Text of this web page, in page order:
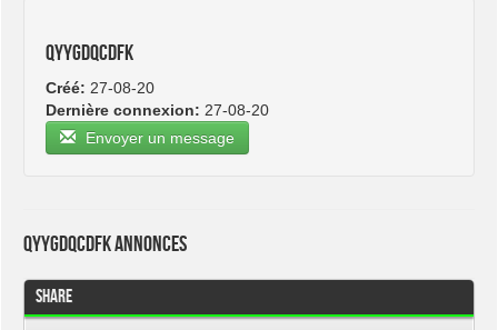
qyygdqcdfk
Créé: 27-08-20
Dernière connexion: 27-08-20
Envoyer un message
qyygdqcdfk Annonces
Share